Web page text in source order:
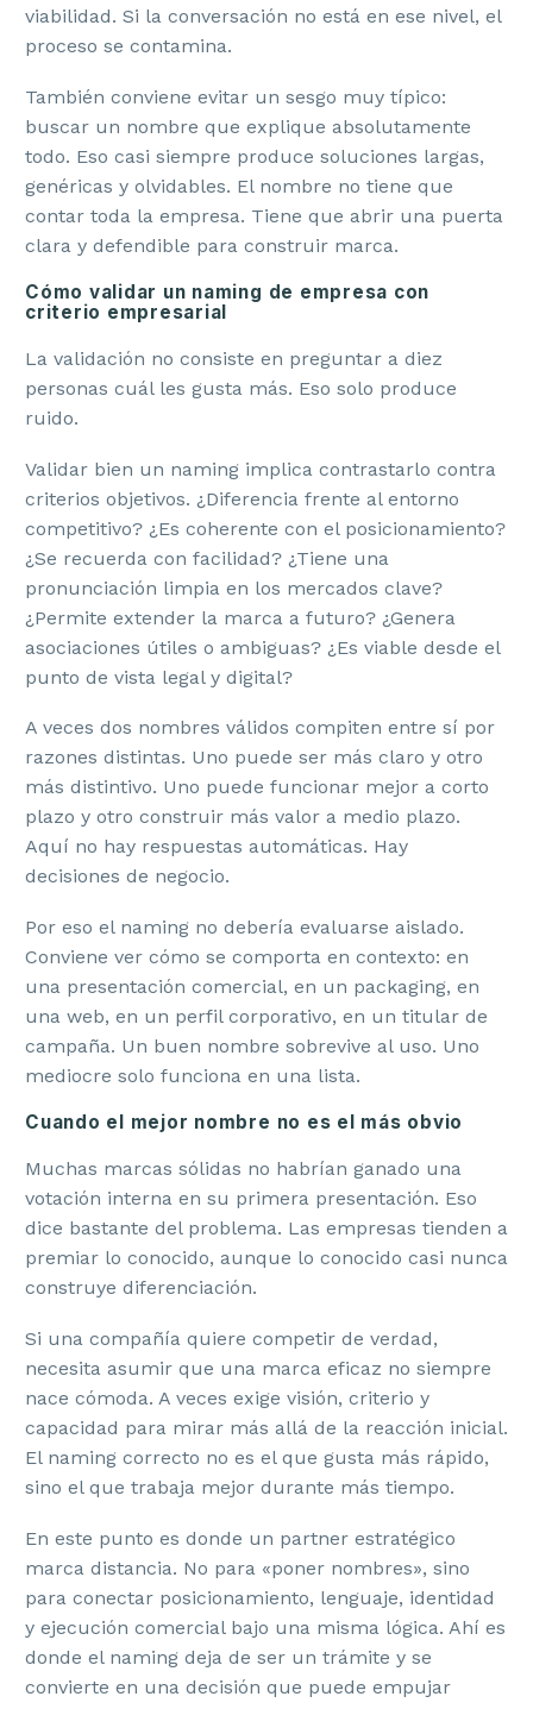
viabilidad. Si la conversación no está en ese nivel, el
proceso se contamina.
También conviene evitar un sesgo muy típico:
buscar un nombre que explique absolutamente
todo. Eso casi siempre produce soluciones largas,
genéricas y olvidables. El nombre no tiene que
contar toda la empresa. Tiene que abrir una puerta
clara y defendible para construir marca.
Cómo validar un naming de empresa con
criterio empresarial
La validación no consiste en preguntar a diez
personas cuál les gusta más. Eso solo produce
ruido.
Validar bien un naming implica contrastarlo contra
criterios objetivos. ¿Diferencia frente al entorno
competitivo? ¿Es coherente con el posicionamiento?
¿Se recuerda con facilidad? ¿Tiene una
pronunciación limpia en los mercados clave?
¿Permite extender la marca a futuro? ¿Genera
asociaciones útiles o ambiguas? ¿Es viable desde el
punto de vista legal y digital?
A veces dos nombres válidos compiten entre sí por
razones distintas. Uno puede ser más claro y otro
más distintivo. Uno puede funcionar mejor a corto
plazo y otro construir más valor a medio plazo.
Aquí no hay respuestas automáticas. Hay
decisiones de negocio.
Por eso el naming no debería evaluarse aislado.
Conviene ver cómo se comporta en contexto: en
una presentación comercial, en un packaging, en
una web, en un perfil corporativo, en un titular de
campaña. Un buen nombre sobrevive al uso. Uno
mediocre solo funciona en una lista.
Cuando el mejor nombre no es el más obvio
Muchas marcas sólidas no habrían ganado una
votación interna en su primera presentación. Eso
dice bastante del problema. Las empresas tienden a
premiar lo conocido, aunque lo conocido casi nunca
construye diferenciación.
Si una compañía quiere competir de verdad,
necesita asumir que una marca eficaz no siempre
nace cómoda. A veces exige visión, criterio y
capacidad para mirar más allá de la reacción inicial.
El naming correcto no es el que gusta más rápido,
sino el que trabaja mejor durante más tiempo.
En este punto es donde un partner estratégico
marca distancia. No para «poner nombres», sino
para conectar posicionamiento, lenguaje, identidad
y ejecución comercial bajo una misma lógica. Ahí es
donde el naming deja de ser un trámite y se
convierte en una decisión que puede empujar